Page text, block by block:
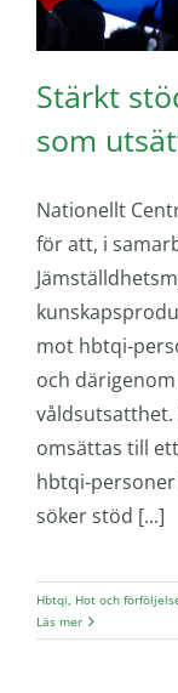
Stärkt
som
Nationellt
för att, i
mot hbtqi-
och
våldsutsatthet.
omsättas till
hbtqi-
söker stöd [...]
Hbtqi, Hot och
Läs mer